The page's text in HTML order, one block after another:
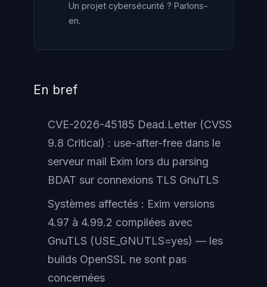
Un projet cybersécurité ? Parlons-
en.
En bref
CVE-2026-45185 Dead.Letter (CVSS
9.8 Critical) : use-after-free dans le
serveur mail Exim lors du parsing
BDAT sur connexions TLS GnuTLS
Systèmes affectés : Exim versions
4.97 à 4.99.2 compilées avec
GnuTLS (USE_GNUTLS=yes) — les
builds OpenSSL ne sont pas
concernées